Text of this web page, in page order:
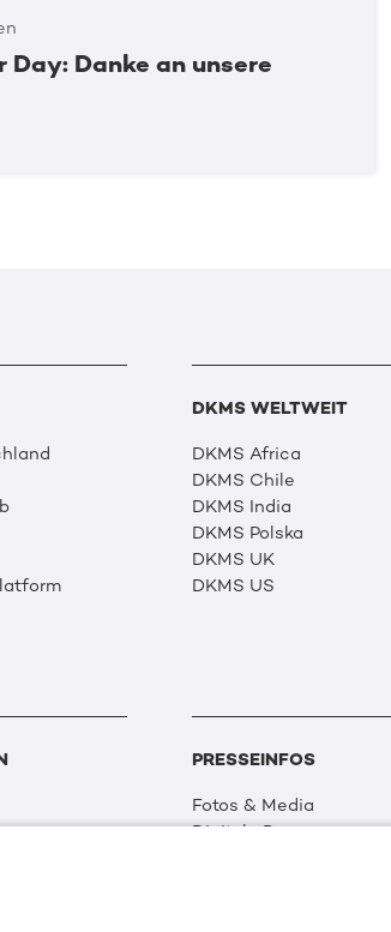
Day: Danke an unsere
DKMS WELTWEIT
DKMS Africa
DKMS Chile
DKMS India
DKMS Polska
DKMS UK
DKMS US
PRESSEINFOS
Fotos & Media
Digitale Pressemappen